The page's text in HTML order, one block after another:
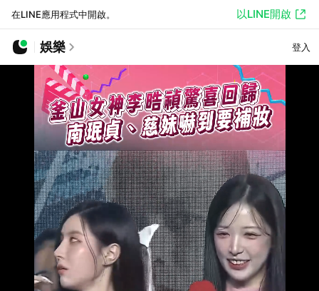
在LINE應用程式中開啟。 以LINE開啟
娛樂 登入